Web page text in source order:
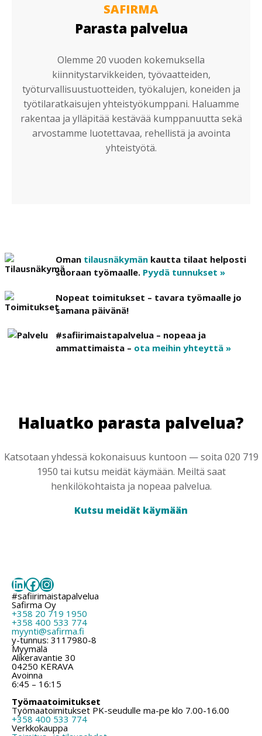
SAFIRMA
Parasta palvelua
Olemme 20 vuoden kokemuksella
kiinnitystarvikkeiden, työvaatteiden,
työturvallisuustuotteiden, työkalujen, koneiden ja
työtilaratkaisujen yhteistyökumppani. Haluamme
rakentaa ja ylläpitää kestävää kumppanuutta sekä
arvostamme luotettavaa, rehellistä ja avointa
yhteistyötä.
Oman tilausnäkymän kautta tilaat helposti
suoraan työmaalle. Pyydä tunnukset »
Nopeat toimitukset – tavara työmaalle jo
samana päivänä!
#safiirimaistapalvelua – nopeaa ja
ammattimaista – ota meihin yhteyttä »
Haluatko parasta palvelua?
Katsotaan yhdessä kokonaisuus kuntoon — soita 020 719
1950 tai kutsu meidät käymään. Meiltä saat
henkilökohtaista ja nopeaa palvelua.
Kutsu meidät käymään
LinkedIn
Facebook
Instagram
#safiirimaistapalvelua
Safirma Oy
+358 20 719 1950
+358 400 533 774
myynti@safirma.fi
y-tunnus: 3117980-8
Myymälä
Alikeravantie 30
04250 KERAVA
Avoinna
6:45 – 16:15
Työmaatoimitukset
Työmaatoimitukset PK-seudulle ma-pe klo 7.00-16.00
+358 400 533 774
Verkkokauppa